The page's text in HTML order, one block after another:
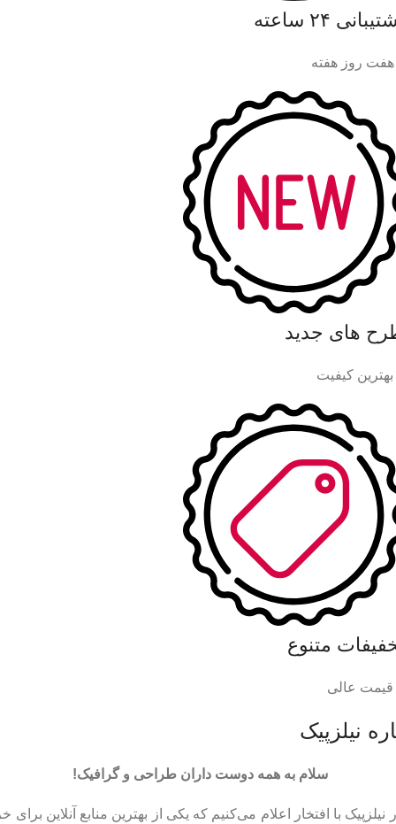
۲۴ ساعته
روز هفته
های جدید
بهترین کیفیت
متنوع
قیمت عالی
نیلزپیک
سلام به همه دوست داران طراحی و گرافیک!
نیلزپیک با افتخار اعلام می‌کنیم که یکی از بهترین منابع آنلاین برای